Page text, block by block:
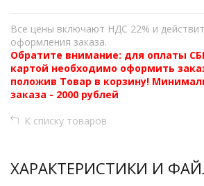
Все цены включают НДС 22% и
оформления заказа.
Обратите внимание: для оплаты
картой необходимо оформить
положив Товар в корзину!
заказа - 2000 рублей
К списку товаров
ХАРАКТЕРИСТИКИ И